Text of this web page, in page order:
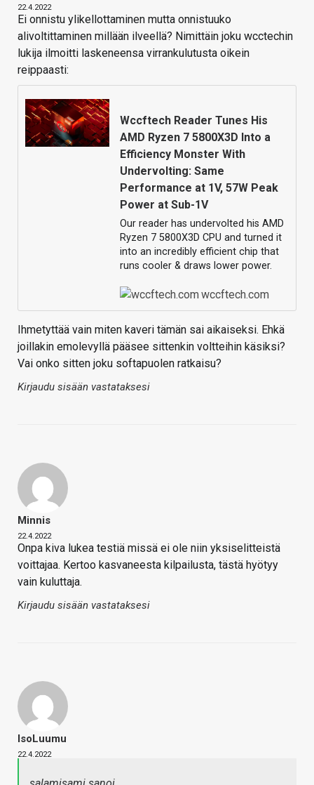
22.4.2022
Ei onnistu ylikellottaminen mutta onnistuuko
alivoltittaminen millään ilveellä? Nimittäin joku wcctechin
lukija ilmoitti laskeneensa virrankulutusta oikein
reippaasti:
Wccftech Reader Tunes His
AMD Ryzen 7 5800X3D Into a
Efficiency Monster With
Undervolting: Same
Performance at 1V, 57W Peak
Power at Sub-1V
Our reader has undervolted his AMD
Ryzen 7 5800X3D CPU and turned it
into an incredibly efficient chip that
runs cooler & draws lower power.
wccftech.com
Ihmetyttää vain miten kaveri tämän sai aikaiseksi. Ehkä
joillakin emolevyllä pääsee sittenkin voltteihin käsiksi?
Vai onko sitten joku softapuolen ratkaisu?
Kirjaudu sisään vastataksesi
Minnis
22.4.2022
Onpa kiva lukea testiä missä ei ole niin yksiselitteistä
voittajaa. Kertoo kasvaneesta kilpailusta, tästä hyötyy
vain kuluttaja.
Kirjaudu sisään vastataksesi
IsoLuumu
22.4.2022